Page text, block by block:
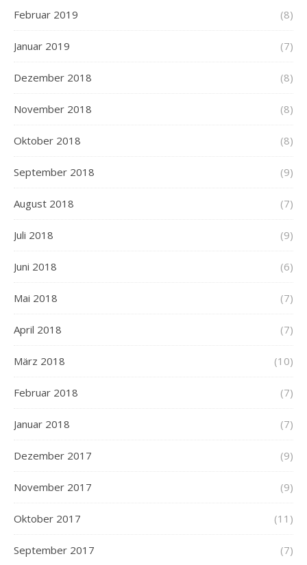
Februar 2019 (8)
Januar 2019 (7)
Dezember 2018 (8)
November 2018 (8)
Oktober 2018 (8)
September 2018 (9)
August 2018 (7)
Juli 2018 (9)
Juni 2018 (6)
Mai 2018 (7)
April 2018 (7)
März 2018 (10)
Februar 2018 (7)
Januar 2018 (7)
Dezember 2017 (9)
November 2017 (9)
Oktober 2017 (11)
September 2017 (7)